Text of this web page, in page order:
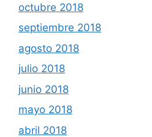
octubre 2018
septiembre 2018
agosto 2018
julio 2018
junio 2018
mayo 2018
abril 2018